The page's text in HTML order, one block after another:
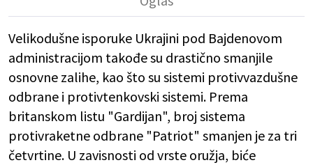
Velikodušne isporuke Ukrajini pod Bajdenovom
administracijom takođe su drastično smanjile
osnovne zalihe, kao što su sistemi protivvazdušne
odbrane i protivtenkovski sistemi. Prema
britanskom listu "Gardijan", broj sistema
protivraketne odbrane "Patriot" smanjen je za tri
četvrtine. U zavisnosti od vrste oružja, biće